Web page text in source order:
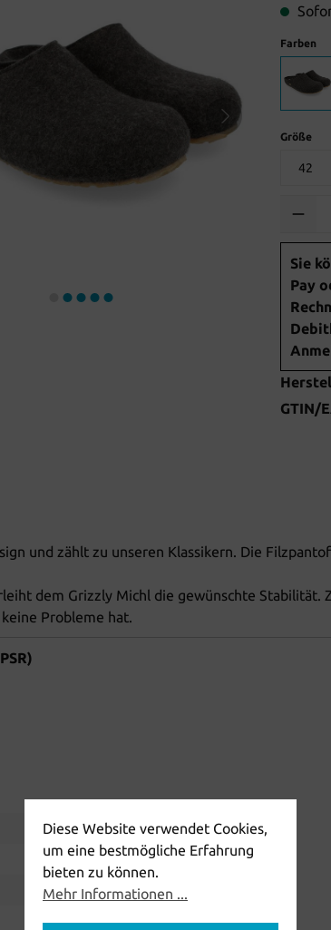
Farben
Größe
Sie
Pay
GTIN/
und zählt zu unseren Klassikern. Die
dem Grizzly Michl die gewünschte
Probleme hat.
Diese Website verwendet Cookies,
um eine bestmögliche Erfahrung
bieten zu können.
Mehr Informationen ...